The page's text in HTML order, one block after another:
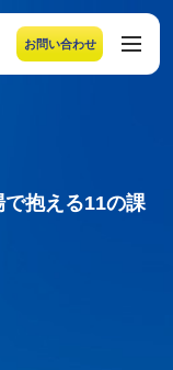
お問い合わせ
ニューを閉じるこ
抱える11の課